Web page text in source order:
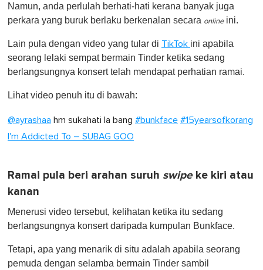
f
1
m
n
u
e
0
Namun, anda perlulah berhati-hati kerana banyak juga
perkara yang buruk berlaku berkenalan secara onlineini.
Lain pula dengan video yang tular di TikTok ini apabila
seorang lelaki sempat bermain Tinder ketika sedang
berlangsungnya konsert telah mendapat perhatian ramai.
Lihat video penuh itu di bawah:
@ayrashaa hm sukahati la bang #bunkface #15yearsofkorang
I'm Addicted To – SUBAG GOO
Ramai pula beri arahan suruh swipeke kiri atau
kanan
Menerusi video tersebut, kelihatan ketika itu sedang
berlangsungnya konsert daripada kumpulan Bunkface.
Tetapi, apa yang menarik di situ adalah apabila seorang
pemuda dengan selamba bermain Tinder sambil